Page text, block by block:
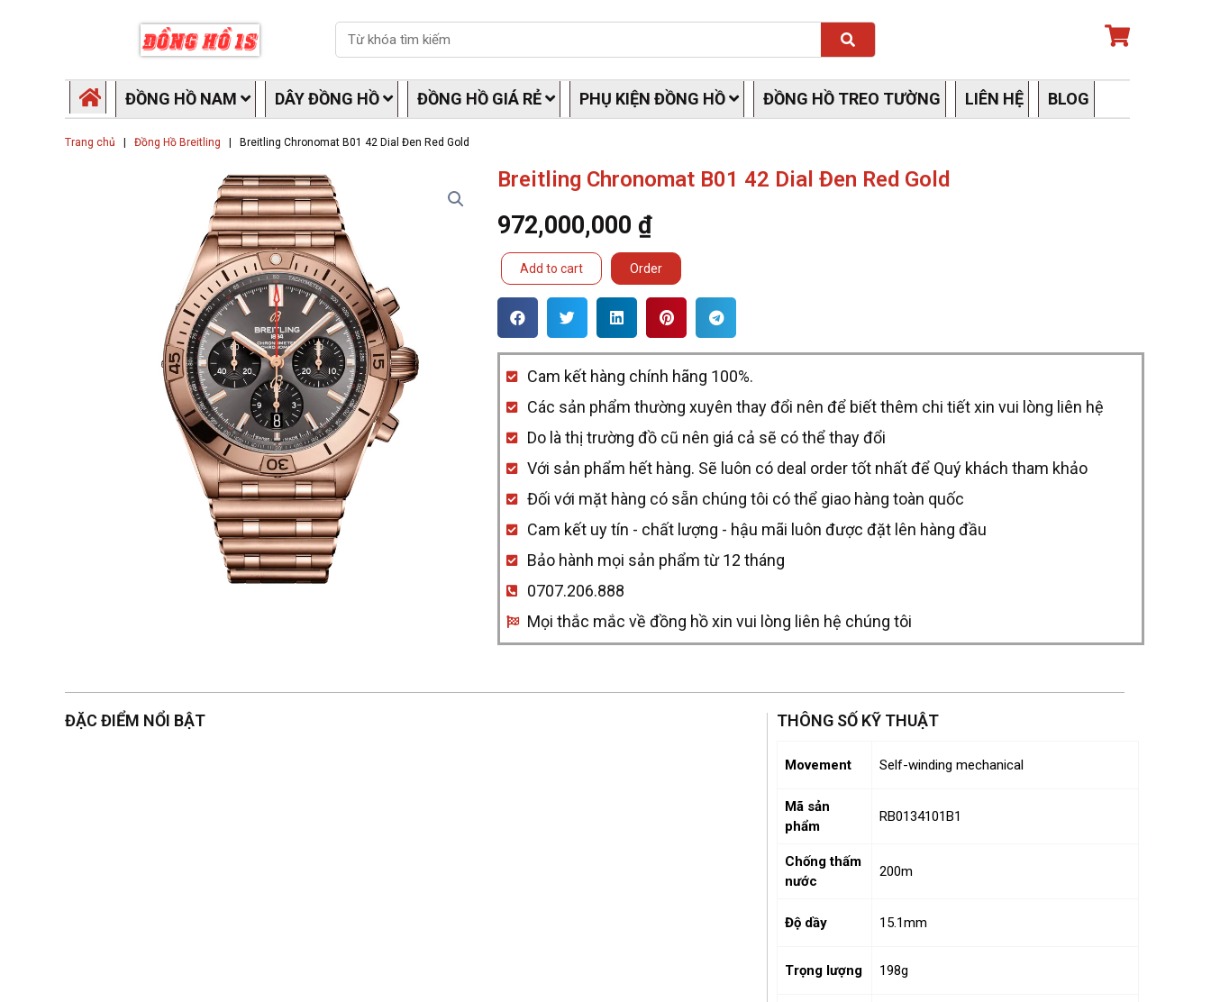
Search Search
ĐỒNG HỒ NAM DÂY ĐỒNG HỒ ĐỒNG HỒ GIÁ RẺ PHỤ KIỆN ĐỒNG HỒ ĐỒNG HỒ TREO TƯỜNG LIÊN HỆ BLOG
Trang chủ Đồng Hồ Breitling Breitling Chronomat B01 42 Dial Đen Red Gold
Breitling Chronomat B01 42 Dial Đen Red Gold
972,000,000 ₫
Breitling
Chronomat
B01
42
Dial
Đen
Red
Gold
quantity
Add to cart Order
Cam kết hàng chính hãng 100%.
Các sản phẩm thường xuyên thay đổi nên để biết thêm chi tiết xin vui lòng liên hệ
Do là thị trường đồ cũ nên giá cả sẽ có thể thay đổi
Với sản phẩm hết hàng. Sẽ luôn có deal order tốt nhất để Quý khách tham khảo
Đối với mặt hàng có sẵn chúng tôi có thể giao hàng toàn quốc
Cam kết uy tín - chất lượng - hậu mãi luôn được đặt lên hàng đầu
Bảo hành mọi sản phẩm từ 12 tháng
0707.206.888
Mọi thắc mắc về đồng hồ xin vui lòng liên hệ chúng tôi
ĐẶC ĐIỂM NỔI BẬT THÔNG SỐ KỸ THUẬT
Movement Self-winding mechanical
Mã sản
phẩm
RB0134101B1
Chống thấm
nước
200m
Độ dầy 15.1mm
Trọng lượng 198g